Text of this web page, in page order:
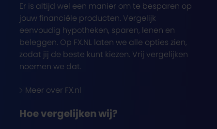
Er is altijd wel een manier om te besparen op
jouw financiële producten. Vergelijk
eenvoudig hypotheken, sparen, lenen en
beleggen. Op FX.NL laten we alle opties zien,
zodat jij de beste kunt kiezen. Vrij vergelijken
noemen we dat.
Meer over FX.nl
Hoe vergelijken wij?